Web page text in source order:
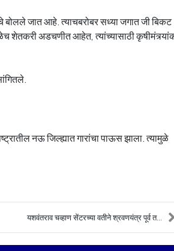
बोलले जात आहे. त्याचबरोबर सध्या जगात जी बिकट
शेतकरी अडचणीत आहेत, त्यांच्यासाठी
नऊ जिल्ह्यात गारांचा पाऊस झाला. त्यामुळे
यशवंतराव चव्हाण सेंटरच्या वतीने श्रवणयंत्र पूर्व त...